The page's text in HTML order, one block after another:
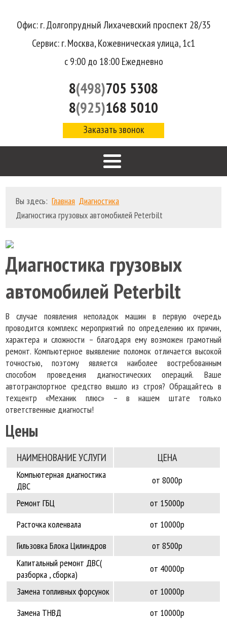
Офис: г. Долгопрудный Лихачевский проспект 28/35
Сервис: г. Москва, Кожевническая улица, 1с1
с 9:00 до 18:00 Ежедневно
8(498)705 5308
8(925)168 5010
Заказать звонок
Вы здесь:Главная Диагностика
Диагностика грузовых автомобилей Peterbilt
Диагностика грузовых
автомобилей Peterbilt
В случае появления неполадок машин в первую очередь
проводится комплекс мероприятий по определению их причин,
характера и сложности – благодаря ему возможен грамотный
ремонт. Компьютерное выявление поломок отличается высокой
точностью, поэтому является наиболее востребованным
способом проведения диагностических операций. Ваше
автотранспортное средство вышло из строя? Обращайтесь в
техцентр «Механик плюс» – в нашем штате только
ответственные диагносты!
Цены
НАИМЕНОВАНИЕ УCЛУГИ ЦЕНА
Компьютерная диагностика
ДВС
от 8000р
Ремонт ГБЦ
от 15000р
Расточка коленвала
от 10000р
Гильзовка Блока Цилиндров
от 8500р
Капитальный ремонт ДВС(
разборка , сборка)
от 40000р
Замена топливных форсунок
от 10000р
Замена ТНВД
от 10000р